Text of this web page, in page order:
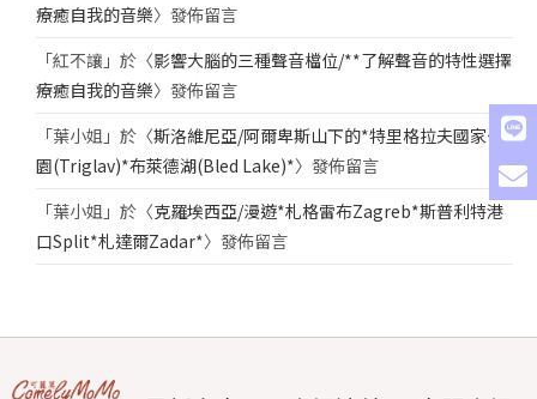
療癒自我的音樂〉發佈留言
「紅不讓 」於〈影響大腦的三種聲音檔位/**了解聲音的特性選擇
療癒自我的音樂〉發佈留言
「葉小姐 」於〈斯洛維尼亞/阿爾卑斯山下的*特里格拉夫國家公
園(Triglav)*布萊德湖(Bled Lake)*〉發佈留言
「葉小姐 」於〈克羅埃西亞/漫遊*札格雷布Zagreb*斯普利特港
口Split*札達爾Zadar*〉發佈留言